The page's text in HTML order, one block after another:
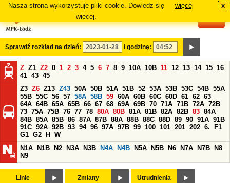
Nasza strona wykorzystuje pliki cookie. Dowiedz się
więcej.
więcej x
Sprawdź rozkład na dzień: i godzinę:
Z Z1 Z2 0 1 2 3 4 5 6 7 8 9 10A 10B 11 12 13 14 15 16
41 43 45
Z3 Z6 Z13 Z43 50A 50B 51A 51B 52 53A 53B 53C 54B 55A
55B 55C 56 57 58A 58B 59 60A 60B 60C 60D 61 62 63
64A 64B 65A 65B 66 67 68 69A 69B 70 71A 71B 72A 72B
73 75A 75B 76 77 78 80A 80B 81A 81B 82A 82B 83 84A
84B 85A 85B 86 87A 87B 88A 88B 88C 88D 89 90 91A 91B
91C 92A 92B 93 94 96 97A 97B 99 100 101 201 202 6.
F1
G1 G2 H
W
N1A
N1B N2 N3A N3B N4A N4B N5A N5B N6 N7A N7B
N8
N9
Linie Zmiany Utrudnienia